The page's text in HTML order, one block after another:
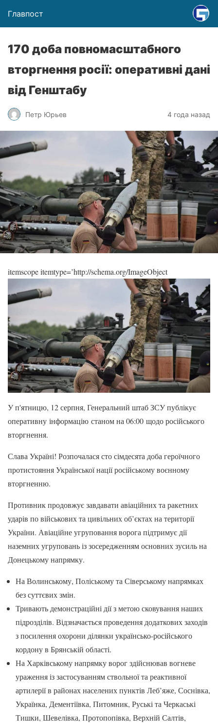
Главпост
170 доба повномасштабного
вторгнення росії: оперативні дані
від Генштабу
Петр Юрьев 4 года назад
itemscope itemtype=’http://schema.org/ImageObject
У п'ятницю, 12 серпня, Генеральний штаб ЗСУ публікує
оперативну інформацію станом на 06:00 щодо російського
вторгнення.
Слава Україні! Розпочалася сто сімдесята доба героїчного
протистояння Української нації російському воєнному
вторгненню.
Противник продовжує завдавати авіаційних та ракетних
ударів по військових та цивільних об’єктах на території
України. Авіаційне угруповання ворога підтримує дії
наземних угруповань із зосередженням основних зусиль на
Донецькому напрямку.
На Волинському, Поліському та Сіверському напрямках
без суттєвих змін.
Тривають демонстраційні дії з метою сковування наших
підрозділів. Відзначається проведення додаткових заходів
з посилення охорони ділянки українсько-російського
кордону в Брянській області.
На Харківському напрямку ворог здійснював вогневе
ураження із застосуванням ствольної та реактивної
артилерії в районах населених пунктів Леб’яже, Соснівка,
Українка, Дементіївка, Питомник, Руські та Черкаські
Тишки, Шевелівка, Протопопівка, Верхній Салтів,